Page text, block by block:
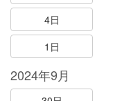
4日
1日
2024年9月